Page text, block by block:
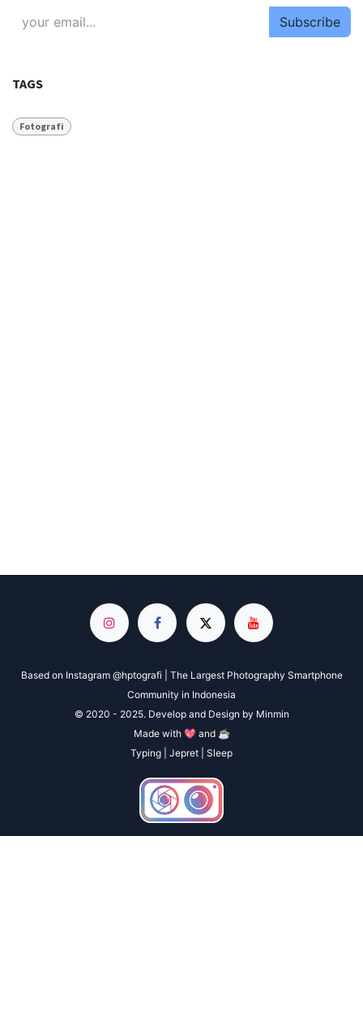
Subscribe
TAGS
Fotografi
Based on Instagram @hptografi | The Largest Photography Smartphone
Community in Indonesia
© 2020 - 2025. Develop and Design by Minmin
Made with 💖 and ☕
Typing | Jepret | Sleep